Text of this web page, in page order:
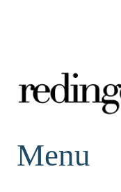
redingote.
Menu